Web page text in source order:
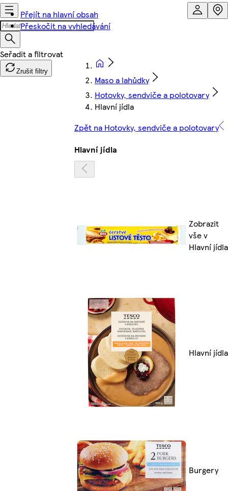
Přejít na hlavní obsah
Přeskočit na vyhledávání
Zrušit filtry
Maso a lahůdky
Hotovky, sendviče a polotovary
Hlavní jídla
Zpět na Hotovky, sendviče a polotovary
Hlavní jídla
Zobrazit
vše v
Hlavní jídla
Hlavní jídla
Burgery